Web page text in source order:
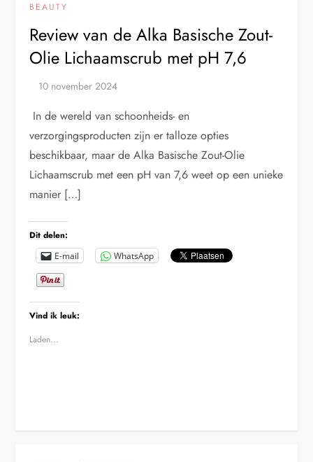
BEAUTY
Review van de Alka Basische Zout-
Olie Lichaamscrub met pH 7,6
In de wereld van schoonheids- en
verzorgingsproducten zijn er talloze opties
beschikbaar, maar de Alka Basische Zout-Olie
Lichaamscrub met een pH van 7,6 weet op een unieke
manier […]
Dit delen:
E-mail WhatsApp
Vind ik leuk:
Laden...